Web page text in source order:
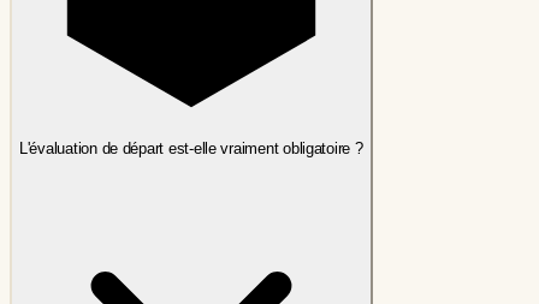
L'évaluation de départ est-elle vraiment obligatoire ?